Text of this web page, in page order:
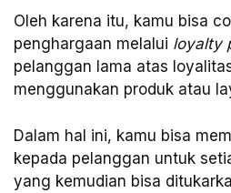
Oleh karena itu, kamu bisa
penghargaan melalui loyalty
pelanggan lama atas
menggunakan produk atau
Dalam hal ini, kamu bisa
kepada pelanggan untuk
yang kemudian bisa